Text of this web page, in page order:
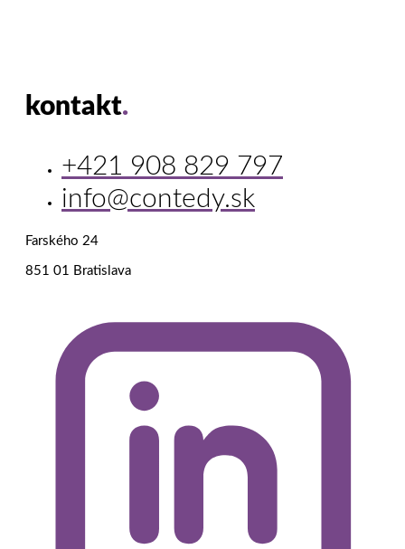
kontakt.
+421 908 829 797
info@contedy.sk
Farského 24
851 01 Bratislava